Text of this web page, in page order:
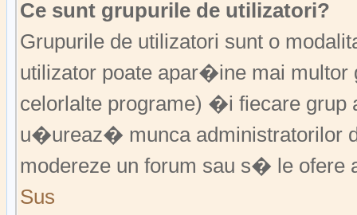
Ce sunt grupurile de utilizatori?
Grupurile de utilizatori sunt o
utilizator poate apar�ine mai
celorlalte programe) �i fiecare grup
u�ureaz� munca
modereze un forum sau s� le
Sus